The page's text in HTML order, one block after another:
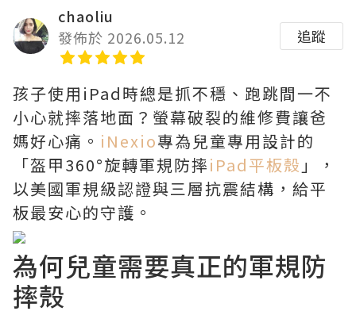
chaoliu
發佈於 2026.05.12
追蹤
孩子使用iPad時總是抓不穩、跑跳間一不
小心就摔落地面？螢幕破裂的維修費讓爸
媽好心痛。 iNexio專為兒童專用設計的
「盔甲360°旋轉軍規防摔iPad平板殼 」，
以美國軍規級認證與三層抗震結構，給平
板最安心的守護。
為何兒童需要真正的軍規防
摔殼